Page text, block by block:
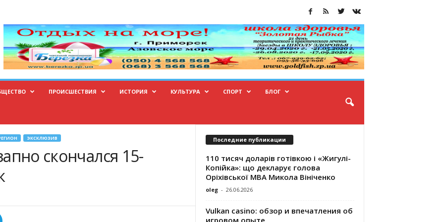
ПРОИСШЕСТВИЯ ИСТОРИЯ КУЛЬТУРА СПОРТ БЛОГ
ЭКСКЛЮЗИВ
скончался 15-
Последние публикации
110 тисяч доларів готівкою і «Жигулі-
Копійка»: що декларує голова
Оріхівської МВА Микола Вініченко
oleg - 26.06.2026
Vulkan casino: обзор и впечатления об
игровом опыте